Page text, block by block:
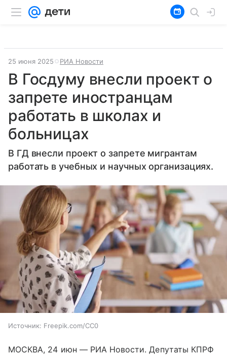
25 июня 2025 РИА Новости
В Госдуму внесли проект о
запрете иностранцам
работать в школах и
больницах
В ГД внесли проект о запрете мигрантам
работать в учебных и научных организациях.
Источник: Freepik.com/CC0
МОСКВА, 24 июн — РИА Новости. Депутаты КПРФ